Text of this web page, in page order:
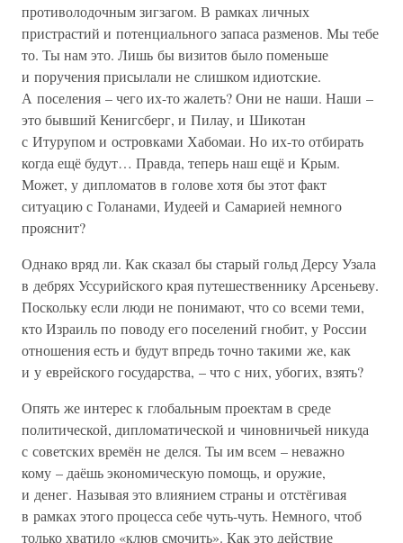
противолодочным зигзагом. В рамках личных
пристрастий и потенциального запаса разменов. Мы тебе
то. Ты нам это. Лишь бы визитов было поменьше
и поручения присылали не слишком идиотские.
А поселения – чего их-то жалеть? Они не наши. Наши –
это бывший Кенигсберг, и Пилау, и Шикотан
с Итурупом и островками Хабомаи. Но их-то отбирать
когда ещё будут… Правда, теперь наш ещё и Крым.
Может, у дипломатов в голове хотя бы этот факт
ситуацию с Голанами, Иудеей и Самарией немного
прояснит?
Однако вряд ли. Как сказал бы старый гольд Дерсу Узала
в дебрях Уссурийского края путешественнику Арсеньеву.
Поскольку если люди не понимают, что со всеми теми,
кто Израиль по поводу его поселений гнобит, у России
отношения есть и будут впредь точно такими же, как
и у еврейского государства, – что с них, убогих, взять?
Опять же интерес к глобальным проектам в среде
политической, дипломатической и чиновничьей никуда
с советских времён не делся. Ты им всем – неважно
кому – даёшь экономическую помощь, и оружие,
и денег. Называя это влиянием страны и отстёгивая
в рамках этого процесса себе чуть-чуть. Немного, чтоб
только хватило «клюв смочить». Как это действие